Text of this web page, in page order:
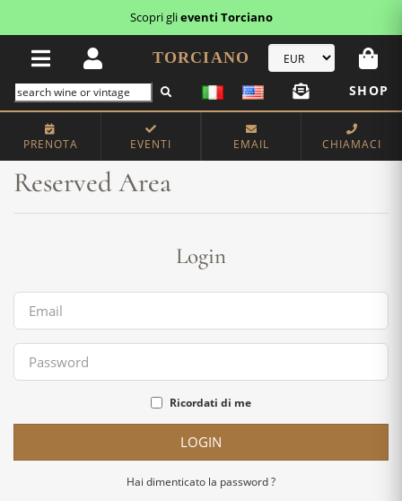
Scopri glieventi Torciano
TORCIANO
SHOP
PRENOTA EVENTI EMAIL CHIAMACI
Home Reserved Area
Reserved Area
Login
Ricordati di me
LOGIN
Hai dimenticato la password ?